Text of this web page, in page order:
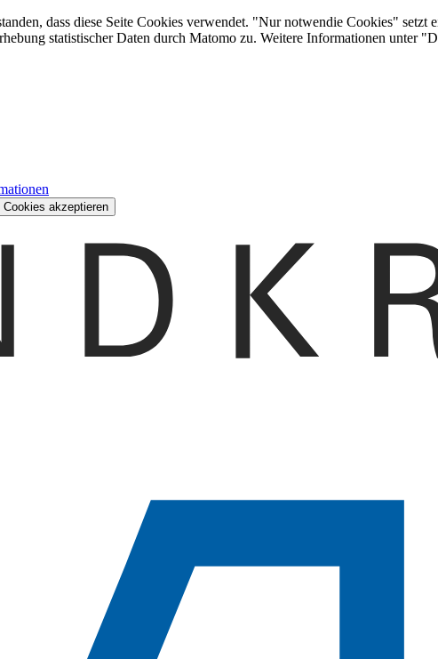
dass diese Seite Cookies verwendet. "Nur notwendie Cookies"
statistischer Daten durch Matomo zu. Weitere Informationen unter
Cookies akzeptieren